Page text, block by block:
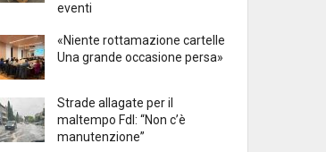
eventi
«Niente rottamazione cartelle
Una grande occasione persa»
Strade allagate per il
maltempo FdI: “Non c’è
manutenzione”